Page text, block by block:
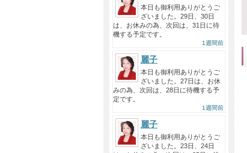
本日も御利用ありがとうご
ざいました。29日、30日
は、お休みの為、次回は、31日に待
機する予定です。
1週間前
麗子
本日も御利用ありがとうご
ざいました。27日は、お休
みの為、次回は、28日に待機する予
定です。
1週間前
麗子
本日も御利用ありがとうご
ざいました。23日、24日